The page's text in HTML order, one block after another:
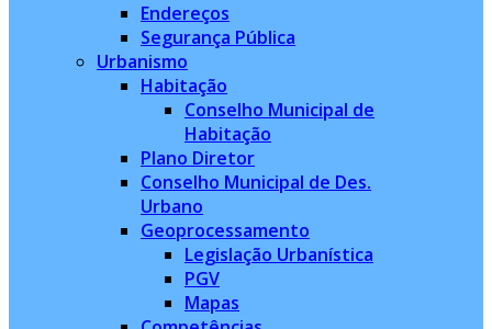
Endereços
Segurança Pública
Urbanismo
Habitação
Conselho Municipal de
Habitação
Plano Diretor
Conselho Municipal de Des.
Urbano
Geoprocessamento
Legislação Urbanística
PGV
Mapas